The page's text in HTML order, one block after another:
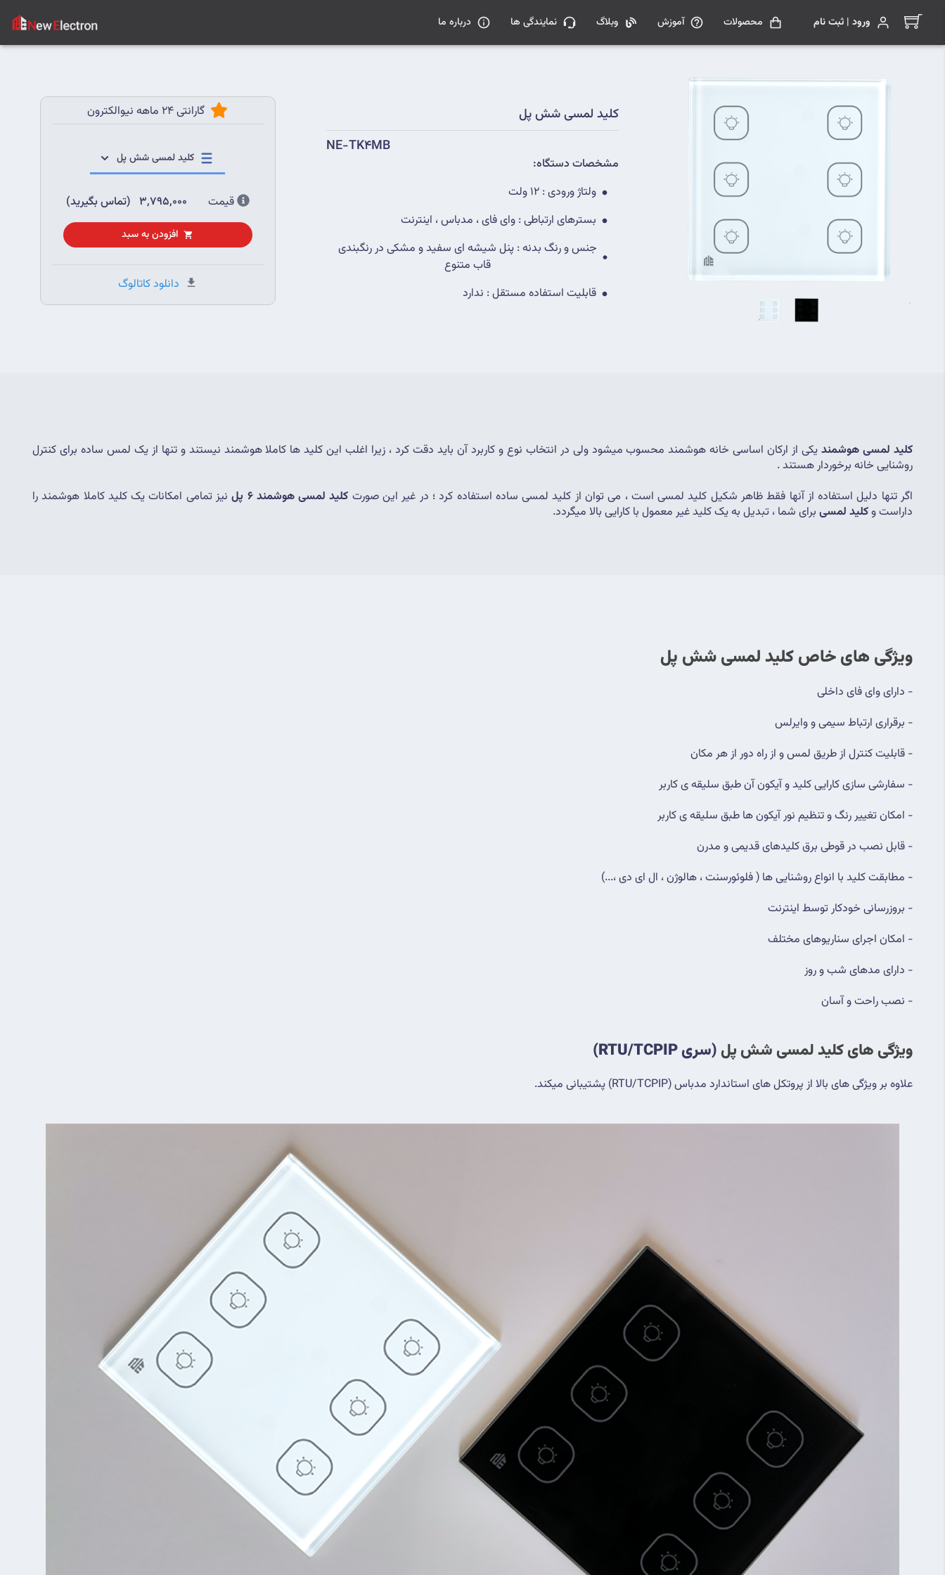
ورود | ثبت نام محصولات آموزش وبلاگ نمایندگی ها درباره ما
کلید لمسی شش پل
NE-TK4MB
مشخصات دستگاه:
ولتاژ ورودی : 12 ولت
بسترهای ارتباطی : وای فای ، مدباس ، اینترنت
جنس و رنگ بدنه : پنل شیشه ای سفید و مشکی در رنگبندی
قاب متنوع
قابلیت استفاده مستقل : ندارد
گارانتی 24 ماهه نیوالکترون
کلید لمسی شش پل
قیمت 3,795,000 (تماس بگیرید)
افزودن به سبد
دانلود کاتالوگ
کلید لمسی هوشمند
روشنایی خانه برخوردار هستند .
اگر تنها دلیل استفاده از آنها فقط ظاهر شکیل کلید لمسی است ، می توان از کلید لمسی ساده استفاده کرد ؛ در غیر این صورت کلید لمسی هوشمند 6 پل
داراست و کلید لمسی برای شما ، تبدیل به یک کلید غیر معمول با کارایی بالا میگردد.
ویژگی های خاص کلید لمسی شش پل
- دارای وای فای داخلی
- برقراری ارتباط سیمی و وایرلس
- قابلیت کنترل از طریق لمس و از راه دور از هر مکان
- سفارشی سازی کارایی کلید و آیکون آن طبق سلیقه ی کاربر
- امکان تغییر رنگ و تنظیم نور آیکون ها طبق سلیقه ی کاربر
- قابل نصب در قوطی برق کلیدهای قدیمی و مدرن
- مطابقت کلید با انواع روشنایی ها ( فلوئورسنت ، هالوژن ، ال ای دی ،...)
- بروزرسانی خودکار توسط اینترنت
- امکان اجرای سناریوهای مختلف
- دارای مدهای شب و روز
- نصب راحت و آسان
ویژگی های کلید لمسی شش پل (سری RTU/TCPIP)
علاوه بر ویژگی های بالا از پروتکل های استاندارد مدباس (RTU/TCPIP) پشتیبانی میکند.